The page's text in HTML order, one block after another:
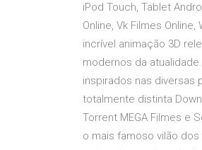
iPod Touch, Tablet
Online, Vk Filmes
incrível animação 3D
modernos da
inspirados nas diversas
totalmente distinta
Torrent MEGA Filmes e
o mais famoso vilão